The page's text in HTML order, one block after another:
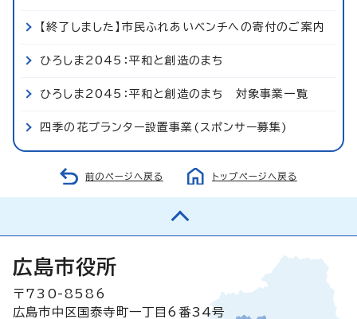
【終了しました】市民ふれあいベンチへの寄付のご案内
ひろしま2045：平和と創造のまち
ひろしま2045：平和と創造のまち 対象事業一覧
四季の花プランター設置事業(スポンサー募集)
前のページへ戻る トップページへ戻る
広島市役所
〒730-8586
広島市中区国泰寺町一丁目6番34号